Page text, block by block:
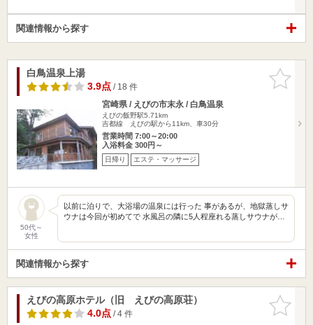
関連情報から探す
お気に入
りに追加
白鳥温泉上湯
3.9点/ 18 件
宮崎県 / えびの市末永 / 白鳥温泉
えびの飯野駅5.71km
吉都線 えびの駅から11km、車30分
営業時間 7:00～20:00
入浴料金 300円～
日帰り エステ・マッサージ
50代～
女性
以前に泊りで、大浴場の温泉には行った 事があるが、地獄蒸しサ
ウナは今回が初めてで 水風呂の隣に5人程座れる蒸しサウナが…
関連情報から探す
お気に入
りに追加
えびの高原ホテル（旧 えびの高原荘）
4.0点/ 4 件